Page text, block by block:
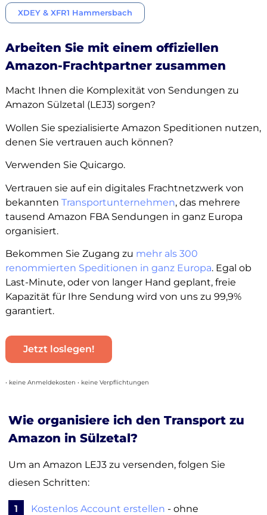
XDEY & XFR1 Hammersbach
Arbeiten Sie mit einem offiziellen
Amazon-Frachtpartner zusammen
Macht Ihnen die Komplexität von Sendungen zu
Amazon Sülzetal (LEJ3) sorgen?
Wollen Sie spezialisierte Amazon Speditionen nutzen,
denen Sie vertrauen auch können?
Verwenden Sie Quicargo.
Vertrauen sie auf ein digitales Frachtnetzwerk von
bekannten Transportunternehmen, das mehrere
tausend Amazon FBA Sendungen in ganz Europa
organisiert.
Bekommen Sie Zugang zu mehr als 300
renommierten Speditionen in ganz Europa. Egal ob
Last-Minute, oder von langer Hand geplant, freie
Kapazität für Ihre Sendung wird von uns zu 99,9%
garantiert.
Jetzt loslegen!
• keine Anmeldekosten • keine Verpflichtungen
Wie organisiere ich den Transport zu
Amazon in Sülzetal?
Um an Amazon LEJ3 zu versenden, folgen Sie
diesen Schritten:
1 Kostenlos Account erstellen - ohne